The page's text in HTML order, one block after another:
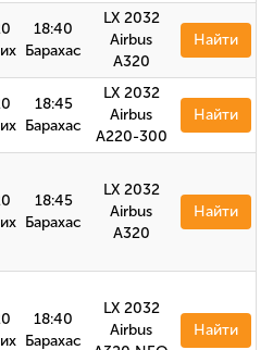
18:40
Барахас
LX 2032
Airbus
А320
Найти
18:45
Барахас
LX 2032
Airbus
A220-300
Найти
18:45
Барахас
LX 2032
Airbus
А320
Найти
18:40
Барахас
LX 2032
Airbus
Найти